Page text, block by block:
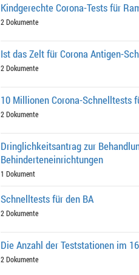
Kindgerechte Corona-Tests für
2 Dokumente
Ist das Zelt für Corona Antigen-
2 Dokumente
10 Millionen Corona-Schnelltests
2 Dokumente
Dringlichkeitsantrag zur
Behinderteneinrichtungen
1 Dokument
Schnelltests für den BA
2 Dokumente
Die Anzahl der Teststationen im
2 Dokumente